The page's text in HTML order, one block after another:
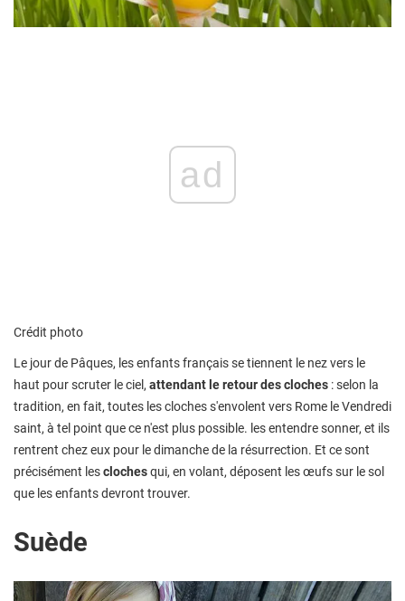
ad
Crédit photo
Le jour de Pâques, les enfants français se tiennent le nez vers le
haut pour scruter le ciel, attendant le retour des cloches : selon la
tradition, en fait, toutes les cloches s'envolent vers Rome le Vendredi
saint, à tel point que ce n'est plus possible. les entendre sonner, et ils
rentrent chez eux pour le dimanche de la résurrection. Et ce sont
précisément lesclochesqui, en volant, déposent les œufs sur le sol
que les enfants devront trouver.
Suède